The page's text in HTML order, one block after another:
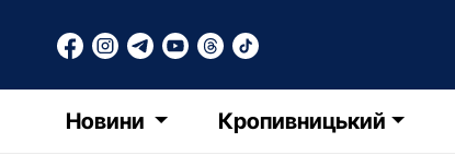
Новини Кропивницький